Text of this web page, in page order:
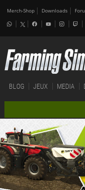
Merch-Shop Downloads
BLOG JEUX MEDIA